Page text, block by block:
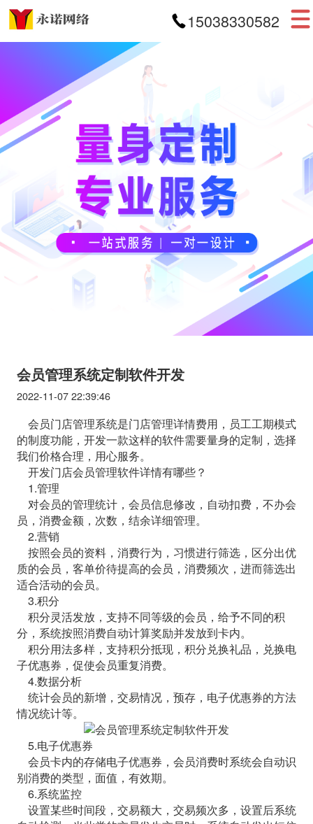
15038330582
首页
APP开发
小程序开发
案例展示
新闻资讯
关于我们
会员管理系统定制软件开发
2022-11-07 22:39:46
会员门店管理系统是门店管理详情费用，员工工期模式
的制度功能，开发一款这样的软件需要量身的定制，选择
我们价格合理，用心服务。
开发门店会员管理软件详情有哪些？
1.管理
对会员的管理统计，会员信息修改，自动扣费，不办会
员，消费金额，次数，结余详细管理。
2.营销
按照会员的资料，消费行为，习惯进行筛选，区分出优
质的会员，客单价待提高的会员，消费频次，进而筛选出
适合活动的会员。
3.积分
积分灵活发放，支持不同等级的会员，给予不同的积
分，系统按照消费自动计算奖励并发放到卡内。
积分用法多样，支持积分抵现，积分兑换礼品，兑换电
子优惠券，促使会员重复消费。
4.数据分析
统计会员的新增，交易情况，预存，电子优惠券的方法
情况统计等。
5.电子优惠券
会员卡内的存储电子优惠券，会员消费时系统会自动识
别消费的类型，面值，有效期。
6.系统监控
设置某些时间段，交易额大，交易频次多，设置后系统